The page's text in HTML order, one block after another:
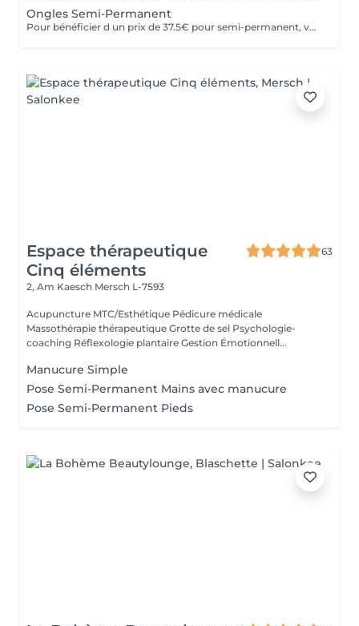
Ongles Semi-Permanent
Pour bénéficier d un prix de 37.5€ pour semi-permanent, vous devez acheter une seule fois le kit individuel avec tout le matériel non jetable nécessaire, qui sera conserve pour nous, pour le futurs rendez-vous, garantissant ainsi une meilleure hygiène.* *renouvelable chaque année.
Espace thérapeutique
Cinq éléments
63
2, Am Kaesch Mersch L-7593
Acupuncture MTC/Esthétique Pédicure médicale
Massothérapie thérapeutique Grotte de sel Psychologie-
coaching Réflexologie plantaire Gestion Émotionnell...
Manucure Simple
Pose Semi-Permanent Mains avec manucure
Pose Semi-Permanent Pieds